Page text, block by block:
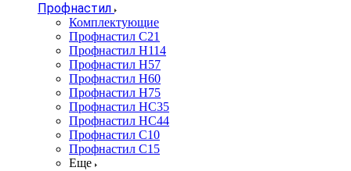
Профнастил
Комплектующие
Профнастил C21
Профнастил Н114
Профнастил Н57
Профнастил Н60
Профнастил Н75
Профнастил НС35
Профнастил НС44
Профнастил С10
Профнастил С15
Еще